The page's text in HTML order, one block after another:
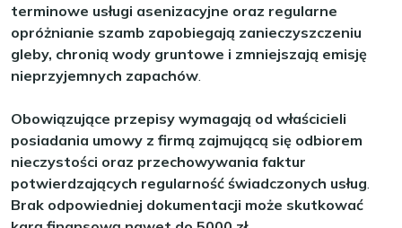
terminowe usługi asenizacyjne oraz regularne
opróżnianie szamb zapobiegają zanieczyszczeniu
gleby, chronią wody gruntowe i zmniejszają emisję
nieprzyjemnych zapachów.
Obowiązujące przepisy wymagają od właścicieli
posiadania umowy z firmą zajmującą się odbiorem
nieczystości oraz przechowywania faktur
potwierdzających regularność świadczonych usług.
Brak odpowiedniej dokumentacji może skutkować